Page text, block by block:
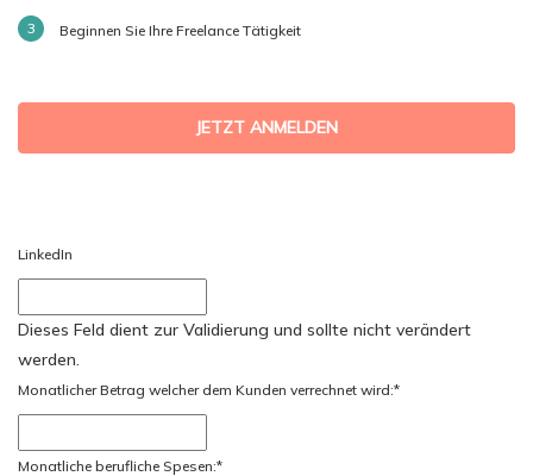
Beginnen Sie Ihre Freelance Tätigkeit
JETZT ANMELDEN
LinkedIn
Dieses Feld dient zur Validierung und sollte nicht verändert
werden.
Monatlicher Betrag welcher dem Kunden verrechnet wird:*
Monatliche berufliche Spesen:*